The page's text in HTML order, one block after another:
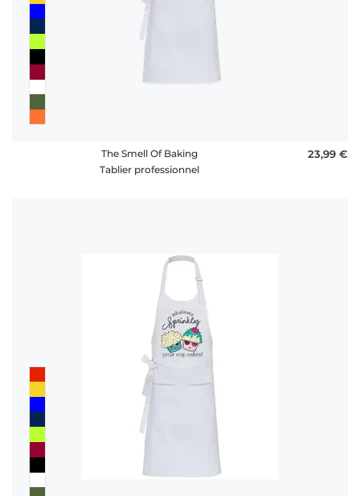
The Smell Of Baking
Tablier professionnel
23,99 €